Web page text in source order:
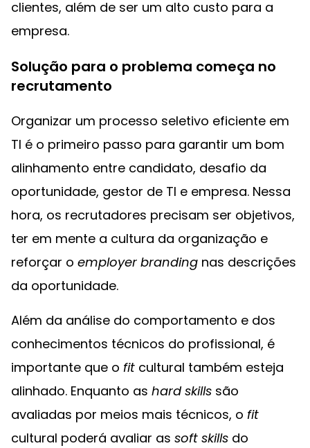
clientes, além de ser um alto custo para a
empresa.
Solução para o problema começa no
recrutamento
Organizar um processo seletivo eficiente em
TI é o primeiro passo para garantir um bom
alinhamento entre candidato, desafio da
oportunidade, gestor de TI e empresa. Nessa
hora, os recrutadores precisam ser objetivos,
ter em mente a cultura da organização e
reforçar o employer branding nas descrições
da oportunidade.
Além da análise do comportamento e dos
conhecimentos técnicos do profissional, é
importante que o fit cultural também esteja
alinhado. Enquanto as hard skills são
avaliadas por meios mais técnicos, o fit
cultural poderá avaliar as soft skills do